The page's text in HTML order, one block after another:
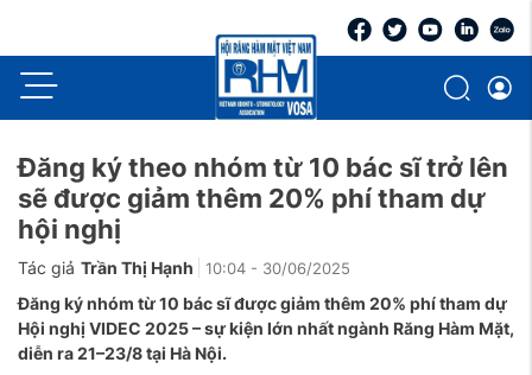
Đăng ký theo nhóm từ 10 bác sĩ trở lên
sẽ được giảm thêm 20% phí tham dự
hội nghị
Tác giả Trần Thị Hạnh 10:04 - 30/06/2025
Đăng ký nhóm từ 10 bác sĩ được giảm thêm 20% phí tham dự
Hội nghị VIDEC 2025 – sự kiện lớn nhất ngành Răng Hàm Mặt,
diễn ra 21–23/8 tại Hà Nội.